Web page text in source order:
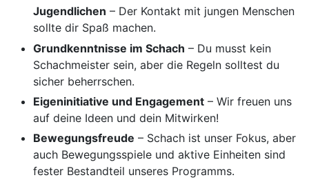
Jugendlichen – Der Kontakt mit jungen Menschen
sollte dir Spaß machen.
Grundkenntnisse im Schach – Du musst kein
Schachmeister sein, aber die Regeln solltest du
sicher beherrschen.
Eigeninitiative und Engagement – Wir freuen uns
auf deine Ideen und dein Mitwirken!
Bewegungsfreude – Schach ist unser Fokus, aber
auch Bewegungsspiele und aktive Einheiten sind
fester Bestandteil unseres Programms.